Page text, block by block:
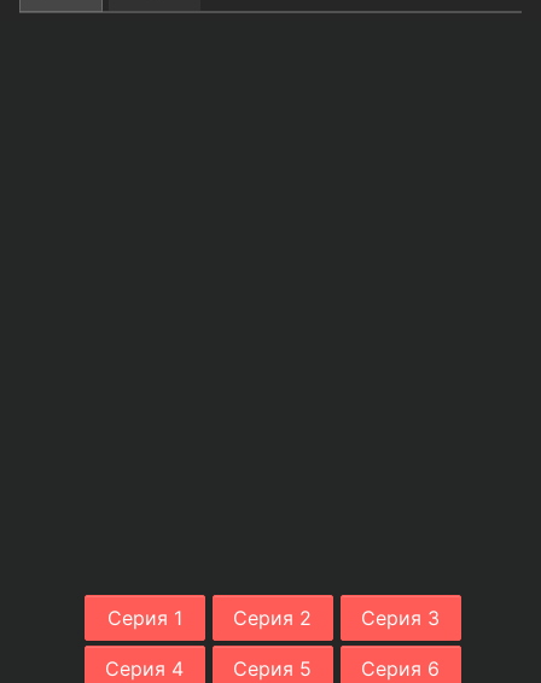
Серия 1 Серия 2 Серия 3
Серия 4 Серия 5 Серия 6